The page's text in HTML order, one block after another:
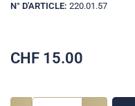
N° D'ARTICLE: 220.01.57
CHF 15.00